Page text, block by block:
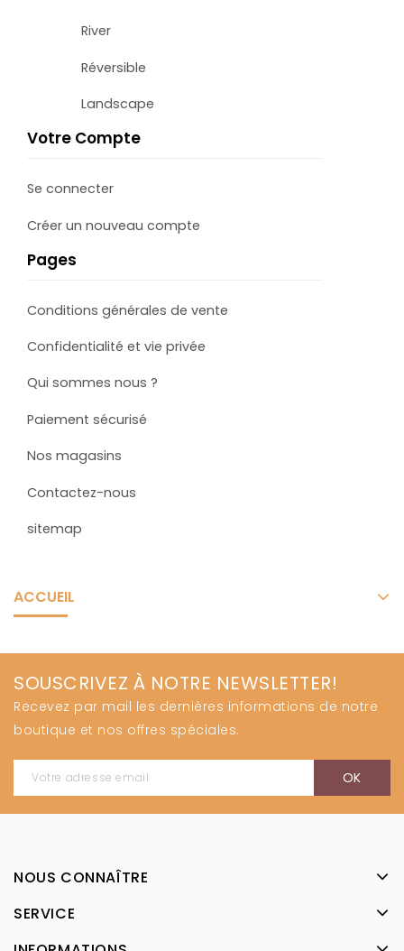
River
Réversible
Landscape
Votre Compte
Se connecter
Créer un nouveau compte
Pages
Conditions générales de vente
Confidentialité et vie privée
Qui sommes nous ?
Paiement sécurisé
Nos magasins
Contactez-nous
sitemap
ACCUEIL
SOUSCRIVEZ À NOTRE NEWSLETTER!
Recevez par mail les dernières informations de notre
boutique et nos offres spéciales.
NOUS CONNAÎTRE
SERVICE